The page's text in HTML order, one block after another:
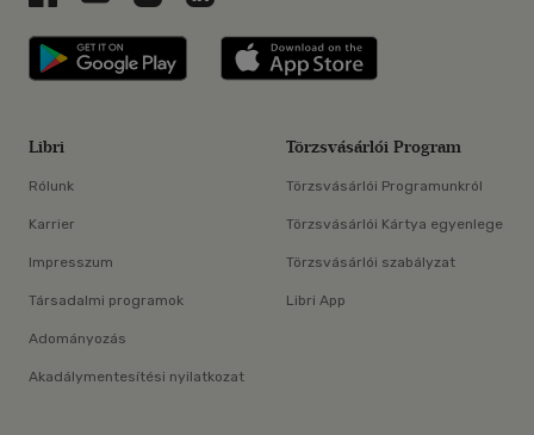
Libri applikáció Szerezd meg: Google
Libri
Rólunk
Karrier
Impresszum
Társadalmi programok
Adományozás
Akadálymentesítési nyilatkozat
Törzsvásárlói Program
Törzsvásárlói Programunkról
Törzsvásárlói Kártya egyenlege
Törzsvásárlói szabályzat
Libri App